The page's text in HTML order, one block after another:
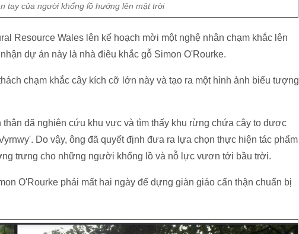
tay của người khổng lồ hướng lên mặt trời
Resource Wales lên kế hoạch mời một nghệ nhân chạm khắc lên
dự án này là nhà điêu khắc gỗ Simon O'Rourke.
chạm khắc cây kích cỡ lớn này và tạo ra một hình ảnh biểu tượng
thân đã nghiên cứu khu vực và tìm thấy khu rừng chứa cây to được
Do vậy, ông đã quyết định đưa ra lựa chọn thực hiện tác phẩm
trưng cho những người khổng lồ và nỗ lực vươn tới bầu trời.
O'Rourke phải mất hai ngày để dựng giàn giáo cẩn thận chuẩn bị